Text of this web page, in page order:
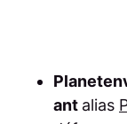
ant alias